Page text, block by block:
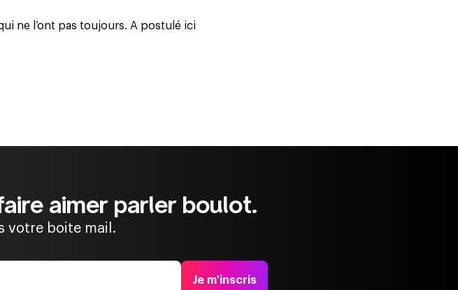
ne l’ont pas toujours. A postulé ici
aimer parler boulot.
votre boite mail.
Je m'inscris